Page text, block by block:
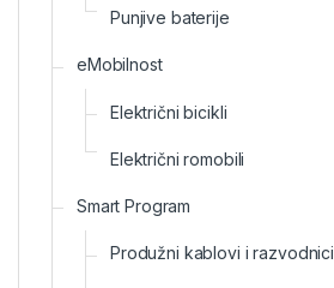
Punjive baterije
eMobilnost
Električni bicikli
Električni romobili
Smart Program
Produžni kablovi i razvodnici